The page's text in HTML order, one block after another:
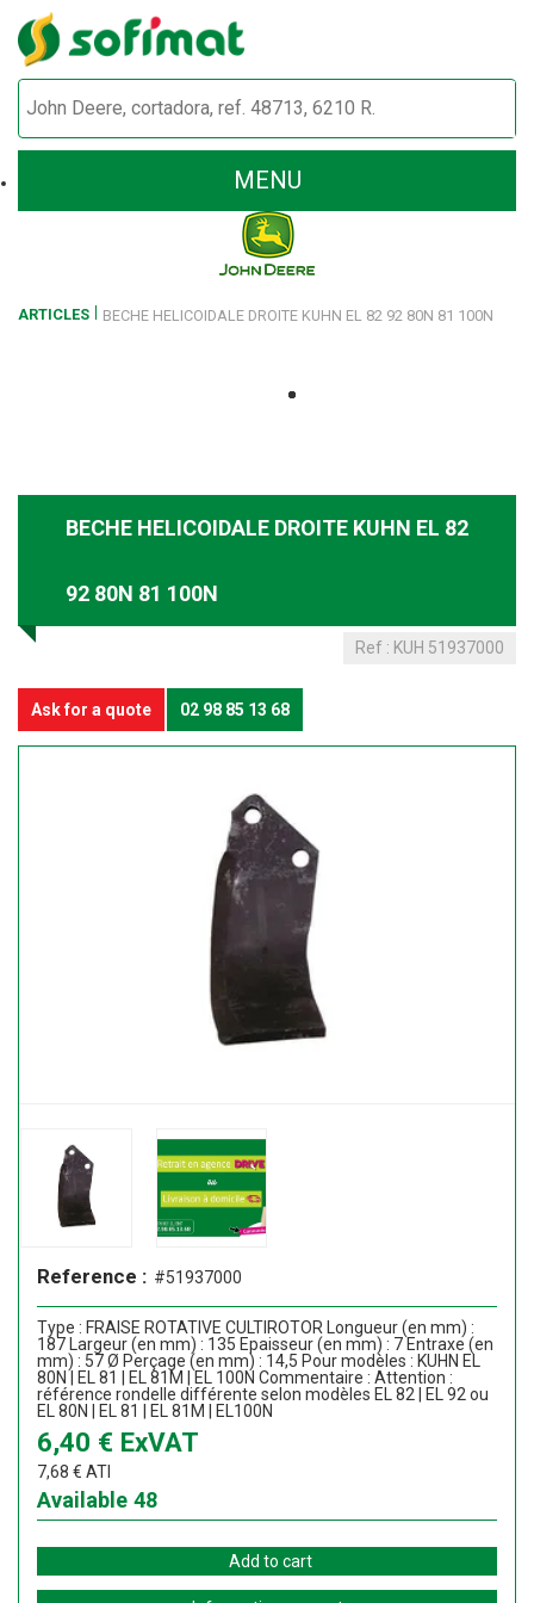
MENU
ARTICLES BECHE HELICOIDALE DROITE KUHN EL 82 92 80N 81 100N
BECHE HELICOIDALE DROITE KUHN EL 82
92 80N 81 100N
Ref : KUH 51937000
Ask for a quote 02 98 85 13 68
Reference : #51937000
Type : FRAISE ROTATIVE CULTIROTOR Longueur (en mm) :
187 Largeur (en mm) : 135 Epaisseur (en mm) : 7 Entraxe (en
mm) : 57 Ø Perçage (en mm) : 14,5 Pour modèles : KUHN EL
80N | EL 81 | EL 81M | EL 100N Commentaire : Attention :
référence rondelle différente selon modèles EL 82 | EL 92 ou
EL 80N | EL 81 | EL 81M | EL100N
6,40 € ExVAT
7,68 € ATI
48
Available
Add to cart